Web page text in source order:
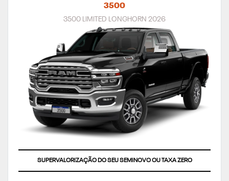
3500
3500 LIMITED LONGHORN 2026
SUPERVALORIZAÇÃO DO SEU SEMINOVO OU TAXA ZERO